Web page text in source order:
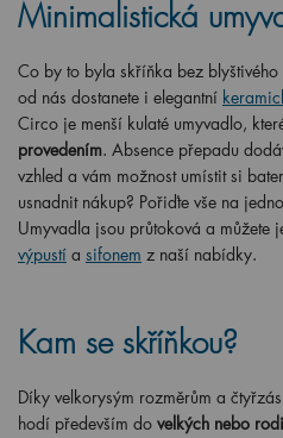
Minimalistická
Co by to byla skříňka bez
od nás dostanete i elegantní
Circo je menší kulaté umyvadlo,
provedením. Absence přepadu
vzhled a vám možnost umístit si
usnadnit nákup? Pořiďte vše na
Umyvadla jsou průtoková a můžete
výpustí a sifonem z naší nabídky.
Kam se skříňkou?
Díky velkorysým rozměrům a
hodí především do velkých nebo